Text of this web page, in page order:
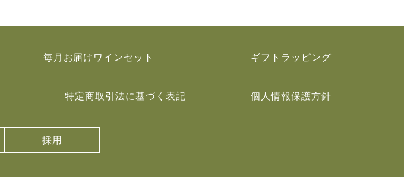
毎月お届けワインセット ギフトラッピング
特定商取引法に基づく表記 個人情報保護方針
採用